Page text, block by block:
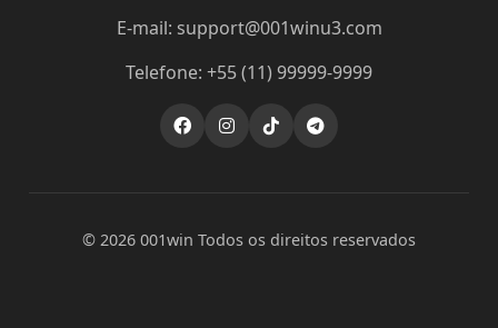
E-mail: support@001winu3.com
Telefone: +55 (11) 99999-9999
© 2026 001win Todos os direitos reservados